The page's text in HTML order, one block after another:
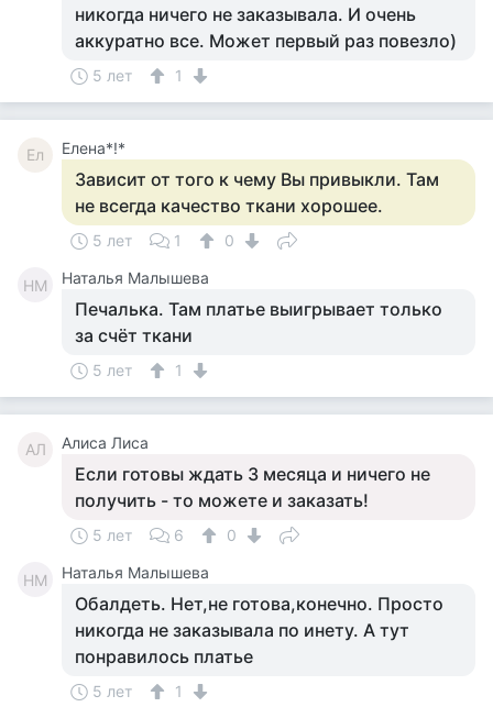
никогда ничего не заказывала. И очень
аккуратно все. Может первый раз повезло)
5 лет 1
Ел Елена*!*
Зависит от того к чему Вы привыкли. Там
не всегда качество ткани хорошее.
5 лет 1 0
НМ Наталья Малышева
Печалька. Там платье выигрывает только
за счёт ткани
5 лет 1
АЛ Алиса Лиса
Если готовы ждать 3 месяца и ничего не
получить - то можете и заказать!
5 лет 6 0
НМ Наталья Малышева
Обалдеть. Нет,не готова,конечно. Просто
никогда не заказывала по инету. А тут
понравилось платье
5 лет 1